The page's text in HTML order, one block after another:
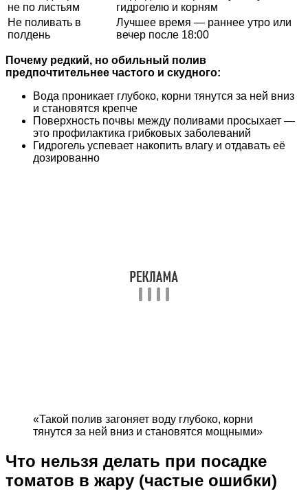
не по листьям
гидрогелю и корням
Не поливать в
полдень
Лучшее время — раннее утро или
вечер после 18:00
Почему редкий, но обильный полив
предпочтительнее частого и скудного:
Вода проникает глубоко, корни тянутся за ней вниз
и становятся крепче
Поверхность почвы между поливами просыхает —
это профилактика грибковых заболеваний
Гидрогель успевает накопить влагу и отдавать её
дозированно
«Такой полив загоняет воду глубоко, корни
тянутся за ней вниз и становятся мощными»
Что нельзя делать при посадке
томатов в жару (частые ошибки)